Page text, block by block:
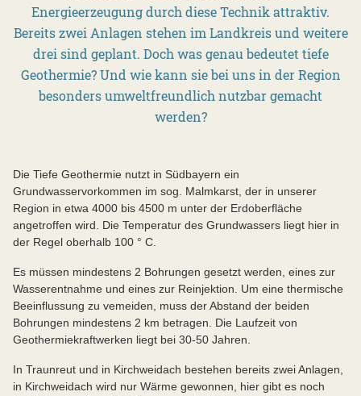
Energieerzeugung durch diese Technik attraktiv.
Bereits zwei Anlagen stehen im Landkreis und weitere
drei sind geplant. Doch was genau bedeutet tiefe
Geothermie? Und wie kann sie bei uns in der Region
besonders umweltfreundlich nutzbar gemacht
werden?
Die Tiefe Geothermie nutzt in Südbayern ein
Grundwasservorkommen im sog. Malmkarst, der in unserer
Region in etwa 4000 bis 4500 m unter der Erdoberfläche
angetroffen wird. Die Temperatur des Grundwassers liegt hier in
der Regel oberhalb 100 ° C.
Es müssen mindestens 2 Bohrungen gesetzt werden, eines zur
Wasserentnahme und eines zur Reinjektion. Um eine thermische
Beeinflussung zu vemeiden, muss der Abstand der beiden
Bohrungen mindestens 2 km betragen. Die Laufzeit von
Geothermiekraftwerken liegt bei 30-50 Jahren.
In Traunreut und in Kirchweidach bestehen bereits zwei Anlagen,
in Kirchweidach wird nur Wärme gewonnen, hier gibt es noch